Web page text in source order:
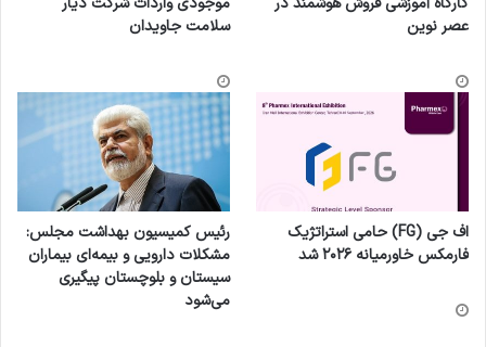
عصر نوین
سلامت جاویدان
اف جی (FG) حامی استراتژیک
فارمکس خاورمیانه ۲۰۲۶ شد
رئیس کمیسیون بهداشت مجلس:
مشکلات دارویی و بیمه‌ای بیماران
سیستان و بلوچستان پیگیری
می‌شود